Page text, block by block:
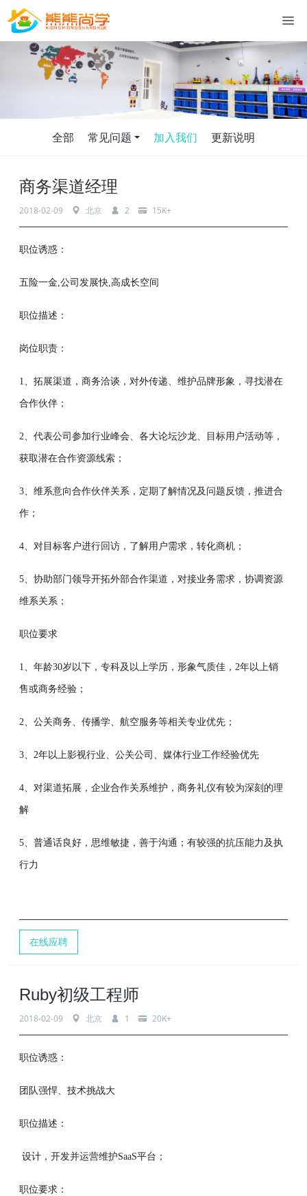
全部 常见问题 加入我们 更新说明
商务渠道经理
2018-02-09 北京 2 15K+
职位诱惑：
五险一金,公司发展快,高成长空间
职位描述：
岗位职责：
1、拓展渠道，商务洽谈，对外传递、维护品牌形象，寻找潜在
合作伙伴；
2、代表公司参加行业峰会、各大论坛沙龙、目标用户活动等，
获取潜在合作资源线索；
3、维系意向合作伙伴关系，定期了解情况及问题反馈，推进合
作；
4、对目标客户进行回访，了解用户需求，转化商机；
5、协助部门领导开拓外部合作渠道，对接业务需求，协调资源
维系关系；
职位要求
1、年龄30岁以下，专科及以上学历，形象气质佳，2年以上销
售或商务经验；
2、公关商务、传播学、航空服务等相关专业优先；
3、2年以上影视行业、公关公司、媒体行业工作经验优先
4、对渠道拓展，企业合作关系维护，商务礼仪有较为深刻的理
解
5、普通话良好，思维敏捷，善于沟通；有较强的抗压能力及执
行力
在线应聘
Ruby初级工程师
2018-02-09 北京 1 20K+
职位诱惑：
团队强悍、技术挑战大
职位描述：
设计，开发并运营维护SaaS平台；
职位要求：